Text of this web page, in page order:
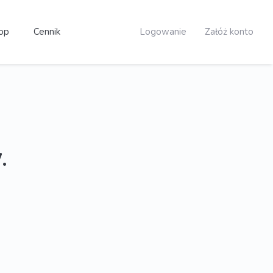
Cennik Logowanie Załóż konto